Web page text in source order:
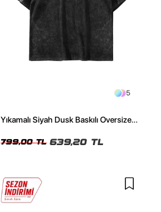
5
Yıkamalı Siyah Dusk Baskılı Oversize
799,00 TL 639,20 TL